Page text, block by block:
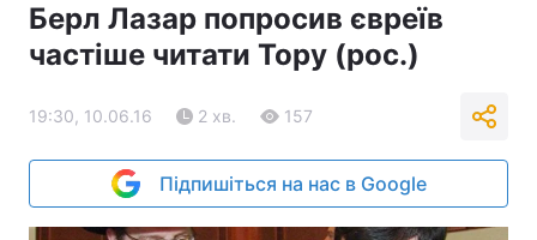
Берл Лазар попросив євреїв
частіше читати Тору (рос.)
19:30, 10.06.16 2 хв. 157
Підпишіться на нас в Google